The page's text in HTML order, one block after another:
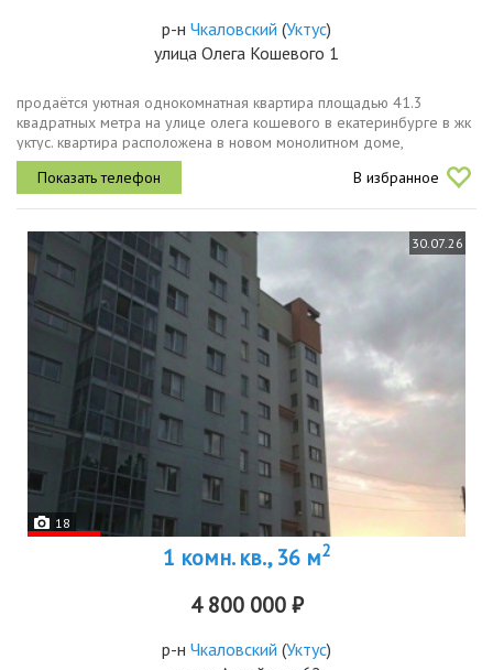
р-н Чкаловский (Уктус)
улица Олега Кошевого 1
продаётся уютная однокомнатная квартира площадью 41.3
квадратных метра на улице олега кошевого в екатеринбурге в жк
уктус. квартира расположена в новом монолитном доме,
построенном в 2022 году, на одиннадцатом этаже
двадцатогоэтажного здания с...
В избранное
30.07.26
18
1 комн. кв., 36 м2
4 800 000 ₽
р-н Чкаловский (Уктус)